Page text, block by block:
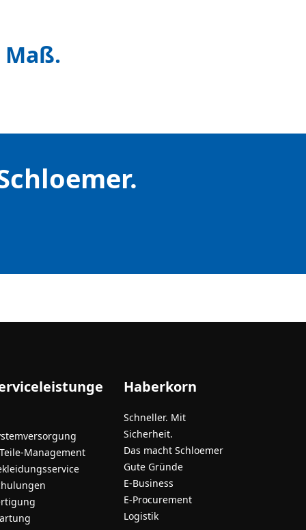
Management
Haberkorn
Schneller. Mit
Sicherheit.
Das macht Schloemer
Gute Gründe
E-Business
E-Procurement
Logistik